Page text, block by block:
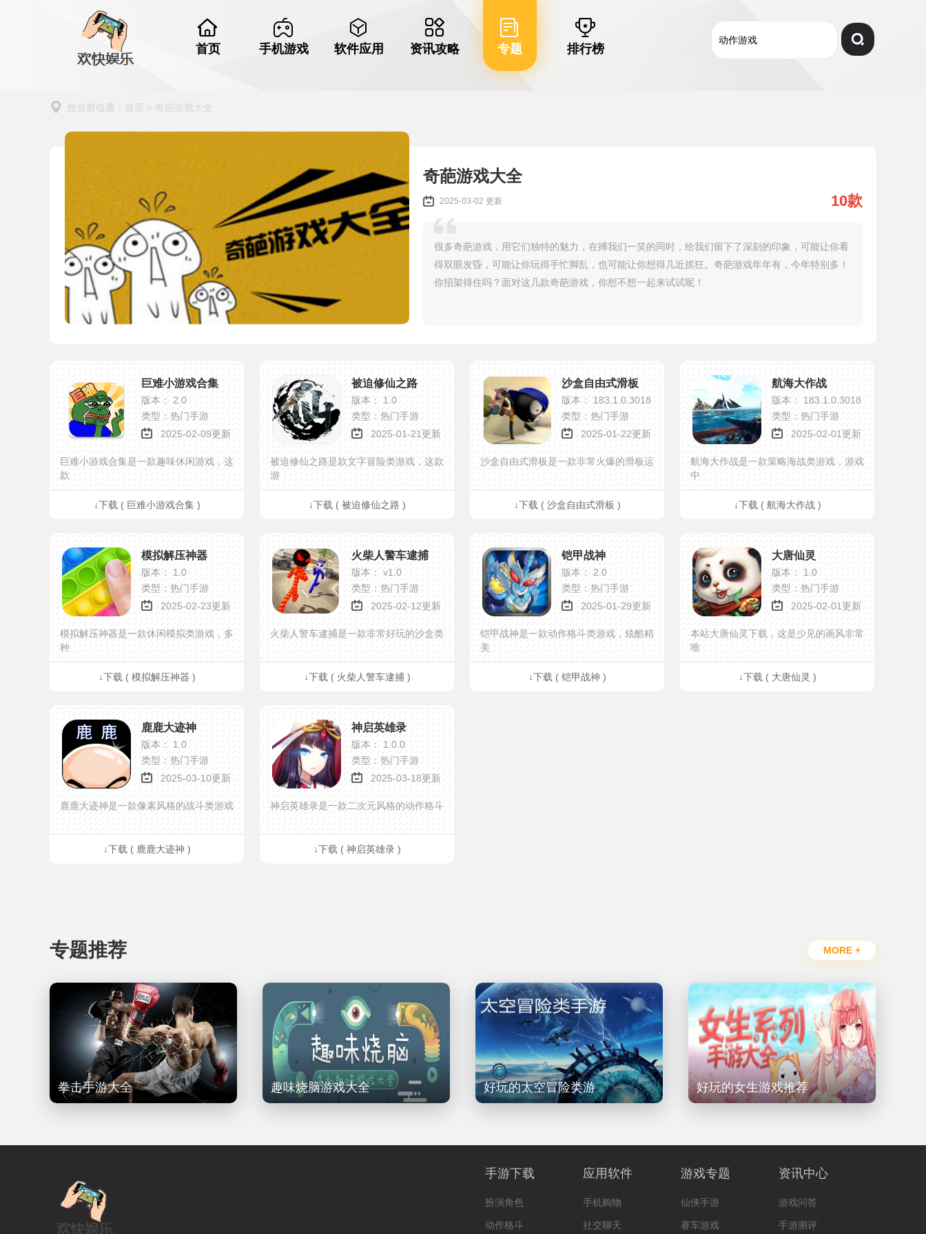
首页 手机游戏 软件应用 资讯攻略 专题 排行榜
您当前位置： 首页 > 奇葩游戏大全
奇葩游戏大全
2025-03-02 更新 10款
很多奇葩游戏，用它们独特的魅力，在搏我们一笑的同时，给我们留下了深刻的印象，可能让你看
得双眼发昏，可能让你玩得手忙脚乱，也可能让你想得几近抓狂。奇葩游戏年年有，今年特别多！
你招架得住吗？面对这几款奇葩游戏，你想不想一起来试试呢！
巨难小游戏合集
版本： 2.0
类型：热门手游
2025-02-09更新
巨难小游戏合集是一款趣味休闲游戏，这
款
↓下载 ( 巨难小游戏合集 )
被迫修仙之路
版本： 1.0
类型：热门手游
2025-01-21更新
被迫修仙之路是款文字冒险类游戏，这款
游
↓下载 ( 被迫修仙之路 )
沙盒自由式滑板
版本： 183.1.0.3018
类型：热门手游
2025-01-22更新
沙盒自由式滑板是一款非常火爆的滑板运
↓下载 ( 沙盒自由式滑板 )
航海大作战
版本： 183.1.0.3018
类型：热门手游
2025-02-01更新
航海大作战是一款策略海战类游戏，游戏
中
↓下载 ( 航海大作战 )
模拟解压神器
版本： 1.0
类型：热门手游
2025-02-23更新
模拟解压神器是一款休闲模拟类游戏，多
种
↓下载 ( 模拟解压神器 )
火柴人警车逮捕
版本： v1.0
类型：热门手游
2025-02-12更新
火柴人警车逮捕是一款非常好玩的沙盒类
↓下载 ( 火柴人警车逮捕 )
铠甲战神
版本： 2.0
类型：热门手游
2025-01-29更新
铠甲战神是一款动作格斗类游戏，炫酷精
美
↓下载 ( 铠甲战神 )
大唐仙灵
版本： 1.0
类型：热门手游
2025-02-01更新
本站大唐仙灵下载，这是少见的画风非常
唯
↓下载 ( 大唐仙灵 )
鹿鹿大迹神
版本： 1.0
类型：热门手游
2025-03-10更新
鹿鹿大迹神是一款像素风格的战斗类游戏
↓下载 ( 鹿鹿大迹神 )
神启英雄录
版本： 1.0.0
类型：热门手游
2025-03-18更新
神启英雄录是一款二次元风格的动作格斗
↓下载 ( 神启英雄录 )
专题推荐 MORE +
拳击手游大全 趣味烧脑游戏大全 好玩的太空冒险类游 好玩的女生游戏推荐
手游下载
扮演角色
动作格斗
应用软件
手机购物
社交聊天
游戏专题
仙侠手游
赛车游戏
资讯中心
游戏问答
手游测评